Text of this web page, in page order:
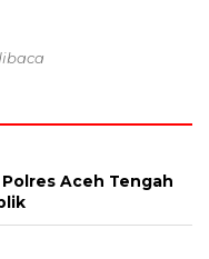
Aceh Tengah